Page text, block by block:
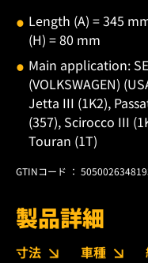
Length (A) = 345
(H) = 80 mm
Main application:
(VOLKSWAGEN)
Jetta III (1K2),
(357), Scirocco III
Touran (1T)
GTINコード ：
製品詳細
寸法 車種